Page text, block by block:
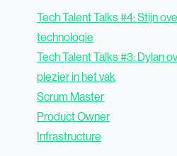
Tech Talent Talks #4: Stijn
technologie
Tech Talent Talks #3: Dylan
plezier in het vak
Scrum Master
Product Owner
Infrastructure